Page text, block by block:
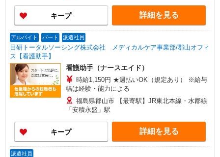
キープ 詳細を見る
アルバイト パート 派遣社員
日研トータルソーシング株式会社 メディカルケア事業部/郡山オフィ
ス【看護助手】
看護助手（ナースエイド）
時給1,150円 ★週払いOK（規定あり） ※給与
幅は経験・能力による
福島県郡山市 【最寄駅】JR東北本線・水郡線
「安積永盛」駅
キープ 詳細を見る
派遣社員